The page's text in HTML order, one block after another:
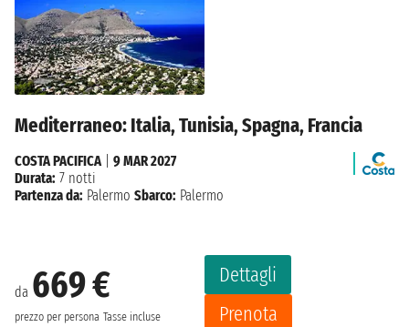
Mediterraneo: Italia, Tunisia, Spagna, Francia
da 669 €
prezzo per persona Tasse incluse
Dettagli
Prenota
COSTA PACIFICA
9 MAR 2027
Durata: 7 notti
Partenza da: Palermo Sbarco: Palermo